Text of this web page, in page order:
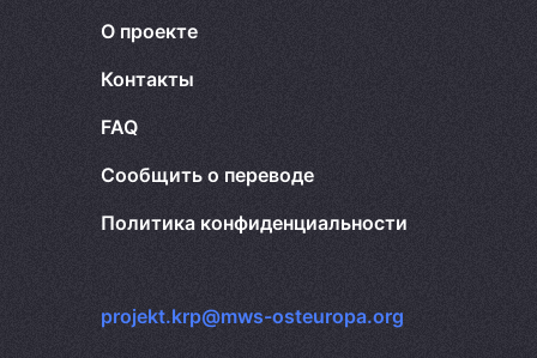
О проекте
Контакты
FAQ
Сообщить о переводе
Политика конфиденциальности
projekt.krp@mws-osteuropa.org